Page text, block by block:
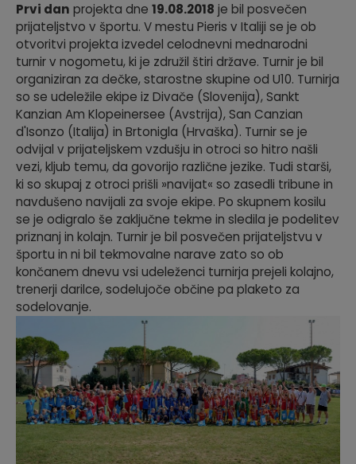
Prvi dan projekta dne 19.08.2018 je bil posvečen
prijateljstvo v športu. V mestu Pieris v Italiji se je ob
otvoritvi projekta izvedel celodnevni mednarodni
turnir v nogometu, ki je združil štiri države. Turnir je bil
organiziran za dečke, starostne skupine od U10. Turnirja
so se udeležile ekipe iz Divače (Slovenija), Sankt
Kanzian Am Klopeinersee (Avstrija), San Canzian
d'Isonzo (Italija) in Brtonigla (Hrvaška). Turnir se je
odvijal v prijateljskem vzdušju in otroci so hitro našli
vezi, kljub temu, da govorijo različne jezike. Tudi starši,
ki so skupaj z otroci prišli »navijat« so zasedli tribune in
navdušeno navijali za svoje ekipe. Po skupnem kosilu
se je odigralo še zaključne tekme in sledila je podelitev
priznanj in kolajn. Turnir je bil posvečen prijateljstvu v
športu in ni bil tekmovalne narave zato so ob
končanem dnevu vsi udeleženci turnirja prejeli kolajno,
trenerji darilce, sodelujoče občine pa plaketo za
sodelovanje.